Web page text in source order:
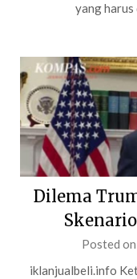
yang
Dilema
Posted on
iklanjualbeli.info